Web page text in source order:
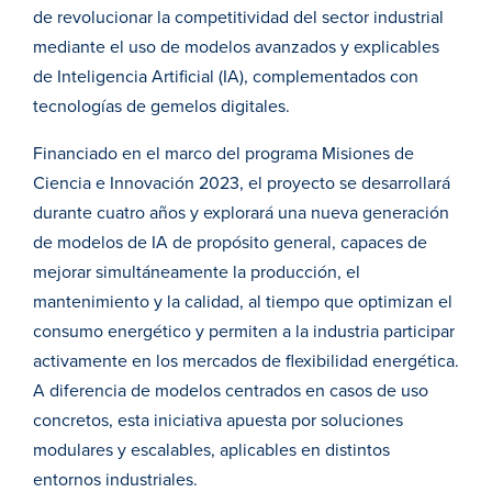
de revolucionar la competitividad del sector industrial
mediante el uso de modelos avanzados y explicables
de Inteligencia Artificial (IA), complementados con
tecnologías de gemelos digitales.
Financiado en el marco del programa Misiones de
Ciencia e Innovación 2023, el proyecto se desarrollará
durante cuatro años y explorará una nueva generación
de modelos de IA de propósito general, capaces de
mejorar simultáneamente la producción, el
mantenimiento y la calidad, al tiempo que optimizan el
consumo energético y permiten a la industria participar
activamente en los mercados de flexibilidad energética.
A diferencia de modelos centrados en casos de uso
concretos, esta iniciativa apuesta por soluciones
modulares y escalables, aplicables en distintos
entornos industriales.